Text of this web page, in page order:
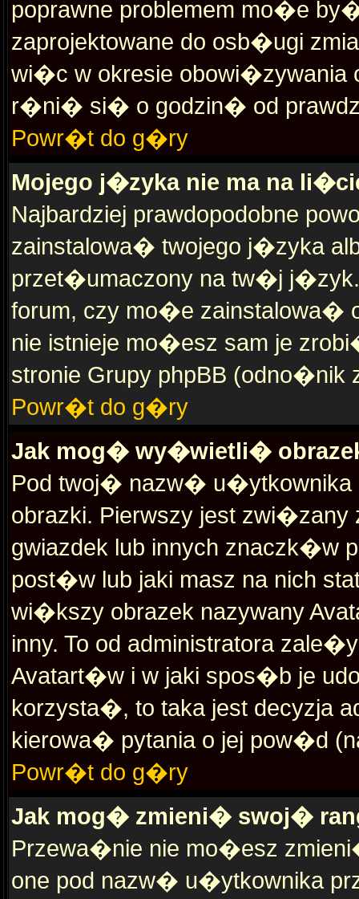
poprawne problemem mo�e
zaprojektowane do osb�ugi
wi�c w okresie obowi�zywania
r�ni� si� o godzin� od
Powr�t do g�ry
Mojego j�zyka nie ma na
Najbardziej prawdopodobne
zainstalowa� twojego j�zyka
przet�umaczony na tw�j
forum, czy mo�e zainstalowa�
nie istnieje mo�esz sam je
stronie Grupy phpBB (odno�nik
Powr�t do g�ry
Jak mog� wy�wietli�
Pod twoj� nazw�
obrazki. Pierwszy jest
gwiazdek lub innych
post�w lub jaki masz na nich
wi�kszy obrazek nazywany
inny. To od administratora
Avatart�w i w jaki spos�b je
korzysta�, to taka jest decyzja
kierowa� pytania o jej pow�d
Powr�t do g�ry
Jak mog� zmieni� swoj�
Przewa�nie nie mo�esz
one pod nazw� u�ytkownika